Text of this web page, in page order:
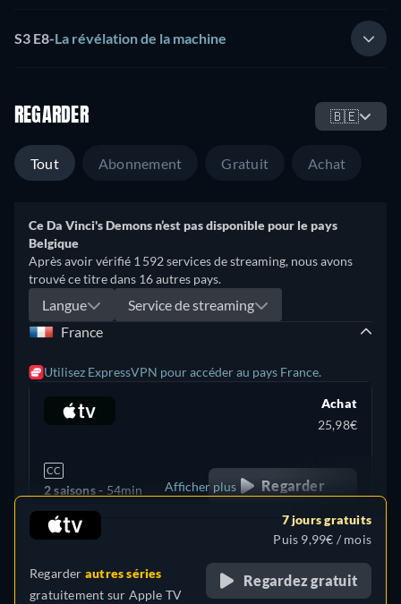
S3 E8-La révélation de la machine
REGARDER 🇧🇪
Tout Abonnement Gratuit Achat
Ce Da Vinci's Demons n’est pas disponible pour le pays
Belgique
Après avoir vérifié 1 592 services de streaming, nous avons
trouvé ce titre dans 16 autres pays.
Langue
Service de streaming
France
Utilisez ExpressVPN pour accéder au pays France.
CC
2 saisons - 54min
Achat
25,98€
Regarder
États-Unis + 16
Afficher plus
Regarder autres séries
gratuitement sur Apple TV
7 jours gratuits
Puis 9,99€ / mois
Regardez gratuit